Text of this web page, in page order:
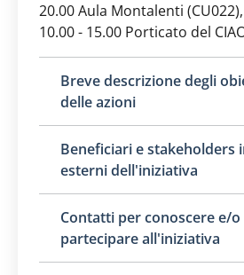
20.00 Aula Montalenti
10.00 - 15.00 Porticato del
Breve descrizione degli
delle azioni
Beneficiari e stakeholders
esterni dell'iniziativa
Contatti per conoscere e/o
partecipare all'iniziativa